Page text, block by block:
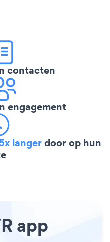
contacten
engagement
langerdoor op hun
app